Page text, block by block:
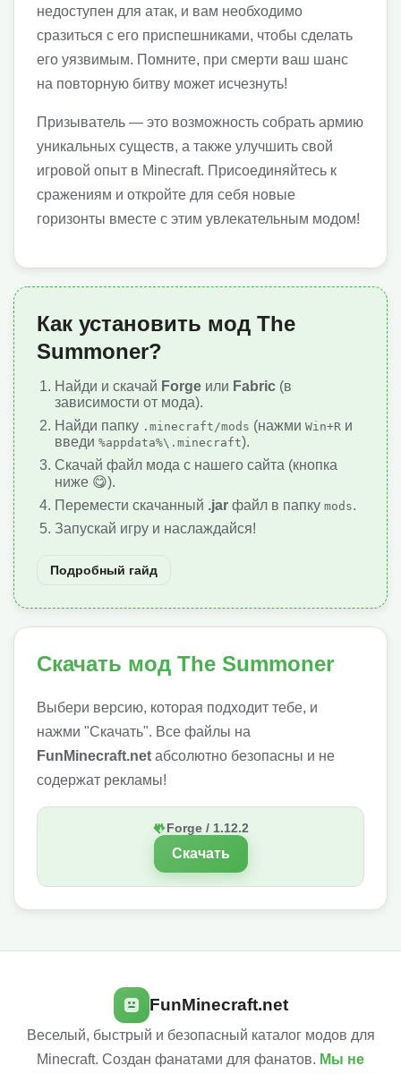
недоступен для атак, и вам необходимо
сразиться с его приспешниками, чтобы сделать
его уязвимым. Помните, при смерти ваш шанс
на повторную битву может исчезнуть!
Призыватель — это возможность собрать армию
уникальных существ, а также улучшить свой
игровой опыт в Minecraft. Присоединяйтесь к
сражениям и откройте для себя новые
горизонты вместе с этим увлекательным модом!
Как установить мод The
Summoner?
Найди и скачай Forge или Fabric (в
зависимости от мода).
Найди папку .minecraft/mods (нажми Win+R и
введи %appdata%\.minecraft).
Скачай файл мода с нашего сайта (кнопка
ниже 😋).
Перемести скачанный .jar файл в папку mods.
Запускай игру и наслаждайся!
Подробный гайд
Скачать мод The Summoner
Выбери версию, которая подходит тебе, и
нажми "Скачать". Все файлы на
FunMinecraft.net абсолютно безопасны и не
содержат рекламы!
Forge / 1.12.2
Скачать
FunMinecraft.net
Веселый, быстрый и безопасный каталог модов для
Minecraft. Создан фанатами для фанатов. Мы не